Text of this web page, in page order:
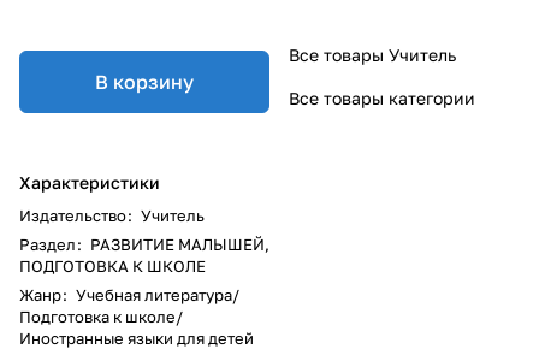
В корзину
Характеристики
Издательство: Учитель
Раздел: РАЗВИТИЕ МАЛЫШЕЙ,
ПОДГОТОВКА К ШКОЛЕ
Жанр: Учебная литература/
Подготовка к школе/
Иностранные языки для детей
Все товары Учитель
Все товары категории